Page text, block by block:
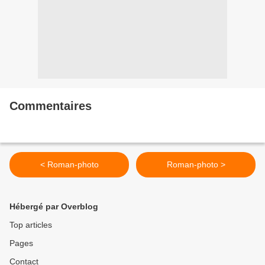
Commentaires
< Roman-photo Roman-photo >
Hébergé par Overblog
Top articles
Pages
Contact